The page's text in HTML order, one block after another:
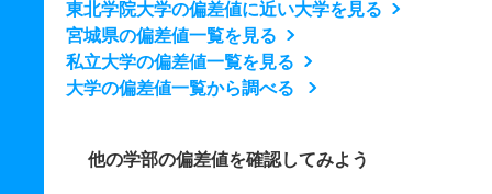
東北学院大学の偏差値に近い大学を見る
宮城県の偏差値一覧を見る
私立大学の偏差値一覧を見る
大学の偏差値一覧から調べる
他の学部の偏差値を確認してみよう